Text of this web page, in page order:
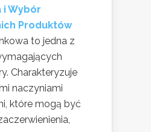
i Wybór
Produktów
to jedna z
Charakteryzuje
naczyniami
które mogą być